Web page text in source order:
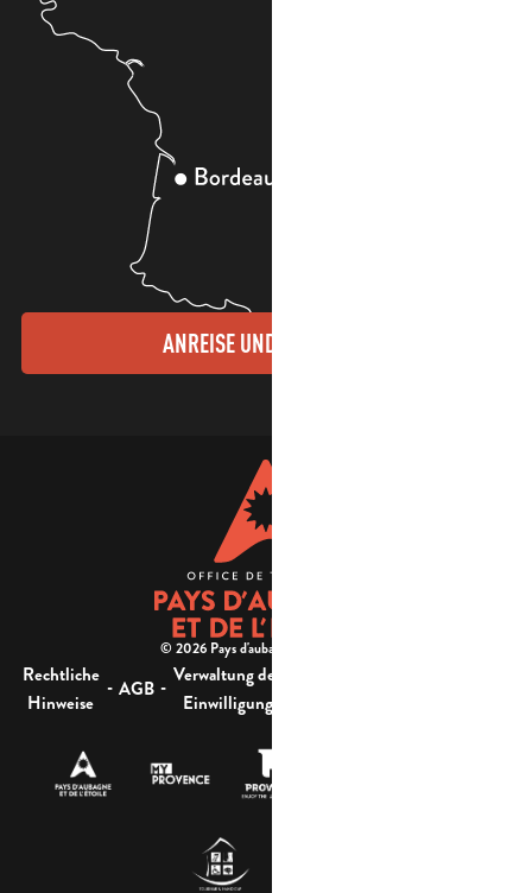
ANREISE UND KONTAKTE
© 2026 Pays d'aubagne et de l'étoile -
Rechtliche
Hinweise
- AGB - Verwaltung der
Einwilligung